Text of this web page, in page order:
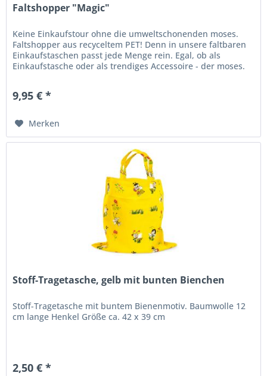
Faltshopper "Magic"
Keine Einkaufstour ohne die umweltschonenden moses.
Faltshopper aus recyceltem PET! Denn in unsere faltbaren
Einkaufstaschen passt jede Menge rein. Egal, ob als
Einkaufstasche oder als trendiges Accessoire - der moses.
9,95 € *
Merken
Stoff-Tragetasche, gelb mit bunten Bienchen
Stoff-Tragetasche mit buntem Bienenmotiv. Baumwolle 12
cm lange Henkel Größe ca. 42 x 39 cm
2,50 € *